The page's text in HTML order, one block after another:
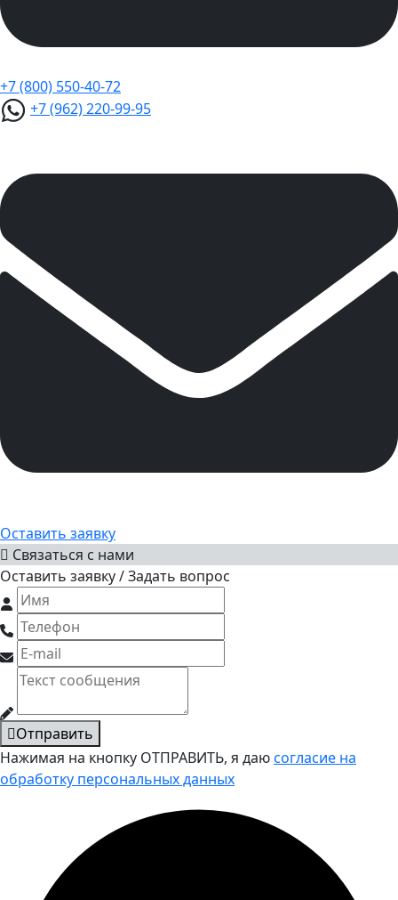
+7 (800) 550-40-72
+7 (962) 220-99-95
Оставить заявку
Связаться с нами
Оставить заявку / Задать вопрос
Отправить
Нажимая на кнопку ОТПРАВИТЬ, я даюсогласие на
обработку персональных данных